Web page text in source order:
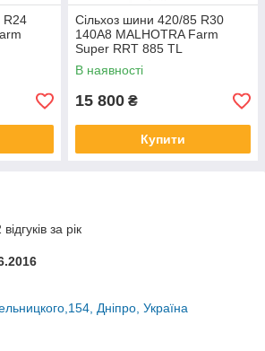
R24
Сільхоз шини 420/85 R30
140A8 MALHOTRA Farm
Super RRT 885 TL
В наявності
15 800 ₴
Купити
за рік
Дніпро, Україна